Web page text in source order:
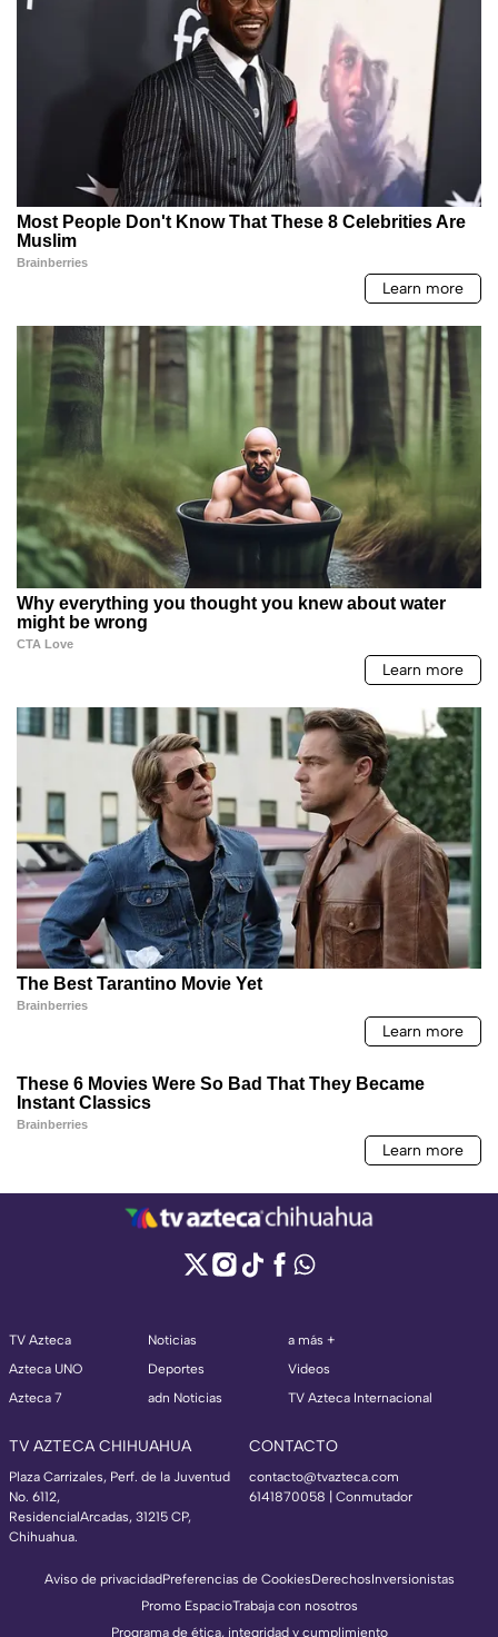
TV Azteca
Azteca UNO
Azteca 7
Noticias
Deportes
adn Noticias
a más +
Videos
TV Azteca Internacional
TV AZTECA CHIHUAHUA
Plaza Carrizales, Perf. de la Juventud
No. 6112,
ResidencialArcadas, 31215 CP,
Chihuahua.
CONTACTO
contacto@tvazteca.com
6141870058 | Conmutador
Aviso de privacidadPreferencias de CookiesDerechosInversionistas
Promo EspacioTrabaja con nosotros
Programa de ética, integridad y cumplimiento